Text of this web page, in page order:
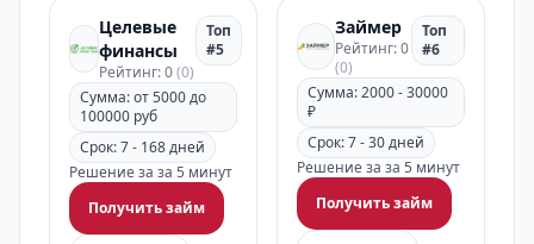
Целевые
финансы
Рейтинг: 0(0)
Топ
#5
Сумма: от 5000 до
100000 руб
Срок: 7 - 168 дней
Решение за за 5 минут
Получить займ
Займер
Рейтинг: 0
(0)
Топ
#6
Сумма: 2000 - 30000
₽
Срок: 7 - 30 дней
Решение за за 5 минут
Получить займ